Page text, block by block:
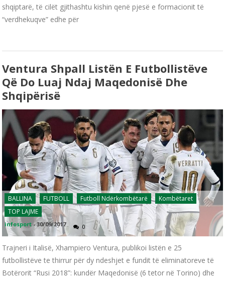
shqiptarë, të cilët gjithashtu kishin qenë pjesë e formacionit të
“verdhekuqve” edhe për
Ventura Shpall Listën E Futbollistëve
Që Do Luaj Ndaj Maqedonisë Dhe
Shqipërisë
BALLINA FUTBOLL Futboll Ndërkombëtarë
Kombëtaret
TOP LAJME
infosport -30/09/2017 0
Trajneri i Italisë, Xhampiero Ventura, publikoi listën e 25
futbollistëve te thirrur për dy ndeshjet e fundit të eliminatoreve të
Botërorit “Rusi 2018”: kundër Maqedonisë (6 tetor në Torino) dhe